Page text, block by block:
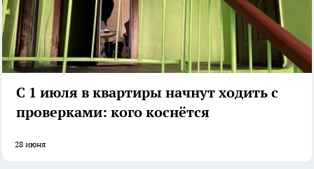
С 1 июля в квартиры начнут ходить с
проверками: кого коснётся
28 июня